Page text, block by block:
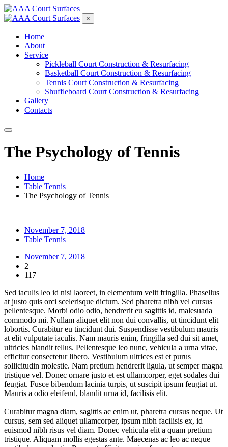
×
Home
About
Service
Pickleball Court Construction & Resurfacing
Basketball Court Construction & Resurfacing
Tennis Court Construction & Resurfacing
Shuffleboard Court Construction & Resurfacing
Gallery
Contacts
The Psychology of Tennis
Home
Table Tennis
The Psychology of Tennis
November 7, 2018
Table Tennis
November 7, 2018
2
117
Sed iaculis leo id nisi laoreet, in elementum velit fringilla. Phasellus
at justo quis orci scelerisque dictum. Sed pharetra nibh vel cursus
pellentesque. Morbi odio odio, hendrerit eu sagittis id, malesuada
commodo mi. Nullam aliquet elit non dui convallis, ut tincidunt elit
lobortis. Curabitur eu tincidunt dui. Suspendisse vestibulum mauris
at elit vulputate iaculis. Nam mauris enim, fringilla sed dui sit amet,
ultricies blandit tellus. Pellentesque leo nunc, vehicula a urna vitae,
efficitur consectetur libero. Vestibulum ultrices est et purus
sollicitudin molestie. Nam pretium hendrerit ligula, ut semper magna
tristique vel. Donec ornare justo et est ullamcorper, eget sodales dui
feugiat. Fusce bibendum lacinia turpis, ut suscipit ipsum feugiat ut.
Mauris a odio eleifend, blandit urna id, facilisis elit.
Curabitur magna diam, sagittis ac enim ut, pharetra cursus neque. Ut
cursus, sem sed aliquet ullamcorper, ipsum nibh facilisis ex, id
euismod nibh risus vel diam. Donec vehicula elit a quam pretium
tristique. Aliquam mollis egestas ante. Maecenas ac leo ac neque